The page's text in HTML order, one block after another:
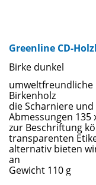
Greenline CD-
Birke dunkel
umweltfreundliche
Birkenholz
die Scharniere
Abmessungen 135
zur Beschriftung
transparenten
alternativ bieten
an
Gewicht 110 g